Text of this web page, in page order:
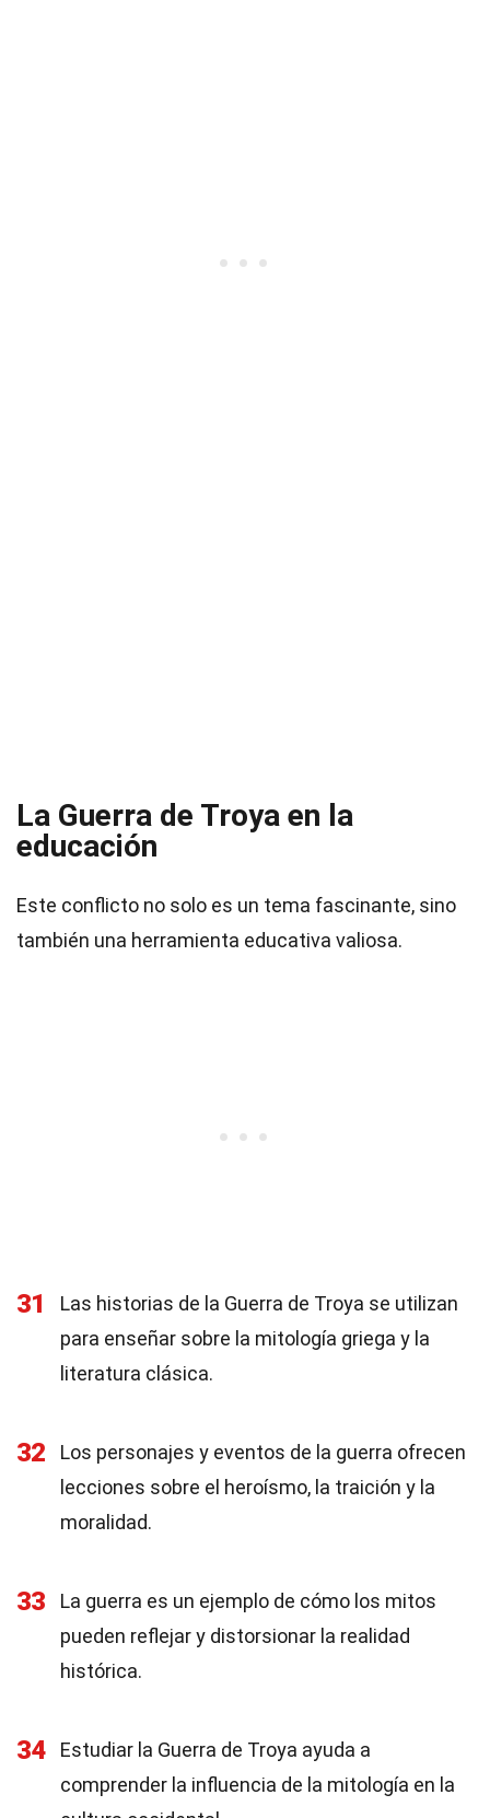
La Guerra de Troya en la
educación
Este conflicto no solo es un tema fascinante, sino
también una herramienta educativa valiosa.
31
Las historias de la Guerra de Troya se utilizan
para enseñar sobre la mitología griega y la
literatura clásica.
32
Los personajes y eventos de la guerra ofrecen
lecciones sobre el heroísmo, la traición y la
moralidad.
33
La guerra es un ejemplo de cómo los mitos
pueden reflejar y distorsionar la realidad
histórica.
34
Estudiar la Guerra de Troya ayuda a
comprender la influencia de la mitología en la